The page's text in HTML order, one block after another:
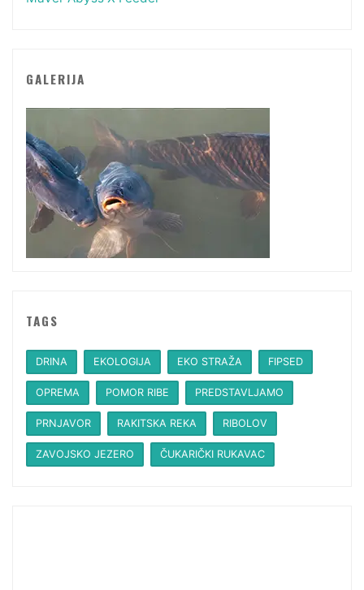
GALERIJA
TAGS
DRINA EKOLOGIJA EKO STRAŽA FIPSED
OPREMA POMOR RIBE PREDSTAVLJAMO
PRNJAVOR RAKITSKA REKA RIBOLOV
ZAVOJSKO JEZERO ČUKARIČKI RUKAVAC